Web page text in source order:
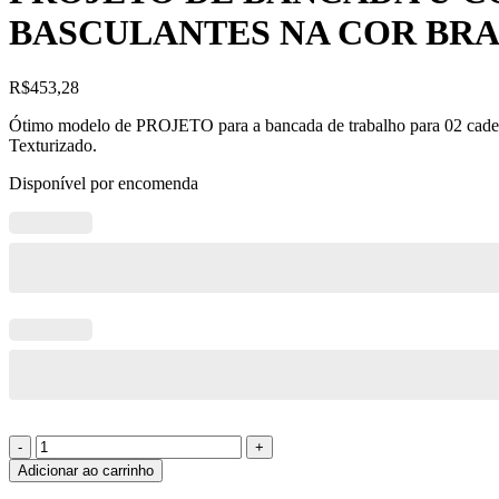
BASCULANTES NA COR
R$453,28
Ótimo modelo de PROJETO para a bancada de trabalho para 02
Texturizado.
Disponível por encomenda
PROJETO
DE
BANCADA
Adicionar ao carrinho